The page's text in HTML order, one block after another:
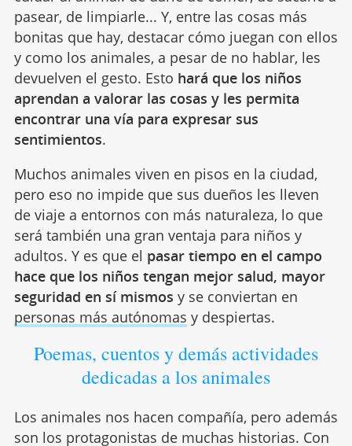
pasear, de limpiarle... Y, entre las cosas más
bonitas que hay, destacar cómo juegan con ellos
y como los animales, a pesar de no hablar, les
devuelven el gesto. Esto hará que los niños
aprendan a valorar las cosas y les permita
encontrar una vía para expresar sus
sentimientos.
Muchos animales viven en pisos en la ciudad,
pero eso no impide que sus dueños les lleven
de viaje a entornos con más naturaleza, lo que
será también una gran ventaja para niños y
adultos. Y es que el pasar tiempo en el campo
hace que los niños tengan mejor salud, mayor
seguridad en sí mismos y se conviertan en
personas más autónomas y despiertas.
Poemas, cuentos y demás actividades
dedicadas a los animales
Los animales nos hacen compañía, pero además
son los protagonistas de muchas historias. Con